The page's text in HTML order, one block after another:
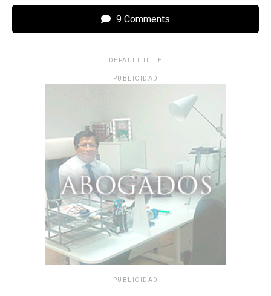
9 Comments
DEFAULT TITLE
PUBLICIDAD
PUBLICIDAD